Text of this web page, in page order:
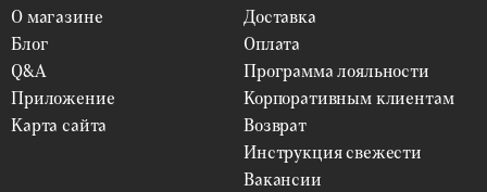
О магазине
Блог
Q&A
Приложение
Карта сайта
Доставка
Оплата
Программа лояльности
Корпоративным клиентам
Возврат
Инструкция свежести
Вакансии